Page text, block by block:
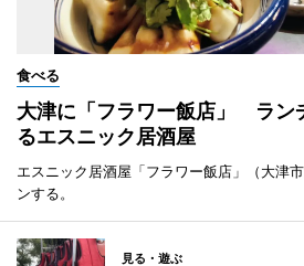
食べる
大津に「フラワー飯店」 ラン
るエスニック居酒屋
エスニック居酒屋「フラワー飯店」（大津
ンする。
見る・遊ぶ